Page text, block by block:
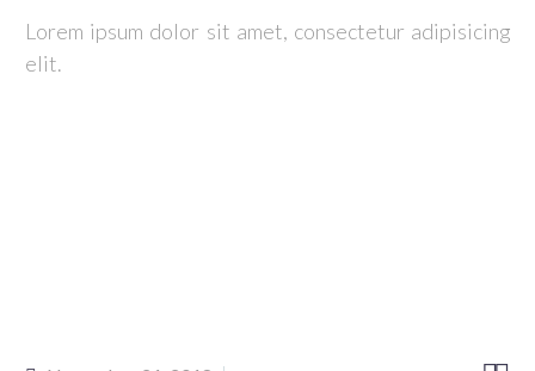
Lorem ipsum dolor sit amet, consectetur adipisicing
elit.